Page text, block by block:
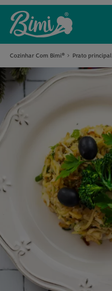
Cozinhar Com Bimi® Prato principal